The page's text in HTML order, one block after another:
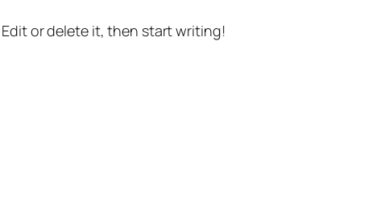
or delete it, then start writing!